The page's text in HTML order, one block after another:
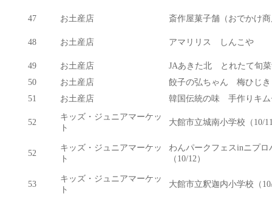
47 お土産店 斎作屋菓子舗（おでかけ
48 お土産店 アマリリス しんこや
49 お土産店
JAあきた北 とれたて旬
50
お土産店
餃子の弘ちゃん 梅ひじき
51
お土産店 韓国伝統の味 手作りキム
52
キッズ・ジュニアマーケッ
ト
大館市立城南小学校（10/
52
キッズ・ジュニアマーケッ
ト
わんパークフェスinニプロ
（10/12）
53
キッズ・ジュニアマーケッ
ト
大館市立釈迦内小学校（